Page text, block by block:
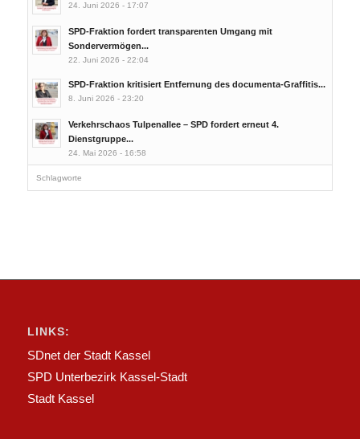
24. Juni 2026 - 17:07
SPD-Fraktion fordert transparenten Umgang mit
Sondervermögen...
22. Juni 2026 - 22:04
SPD-Fraktion kritisiert Entfernung des documenta-Graffitis...
8. Juni 2026 - 23:20
Verkehrschaos Tulpenallee – SPD fordert erneut 4.
Dienstgruppe...
24. Mai 2026 - 16:58
Schlagworte
LINKS:
SDnet der Stadt Kassel
SPD Unterbezirk Kassel-Stadt
Stadt Kassel